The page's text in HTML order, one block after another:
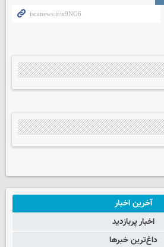
آخرین اخبار
اخبار پربازدید
داغ‌ترین خبرها